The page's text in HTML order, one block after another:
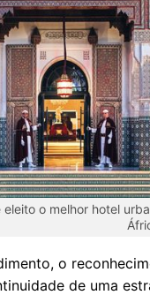
eleito o melhor hotel
o
de uma